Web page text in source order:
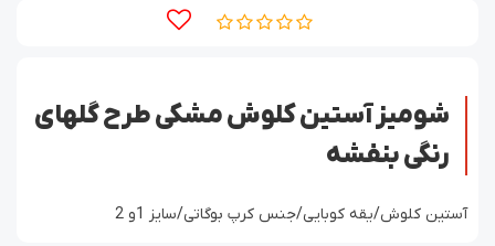
شومیز آستین کلوش مشکی طرح گلهای
رنگی بنفشه
آستین کلوش/یقه کوبایی/جنس کرپ بوگاتی/سایز 1و 2